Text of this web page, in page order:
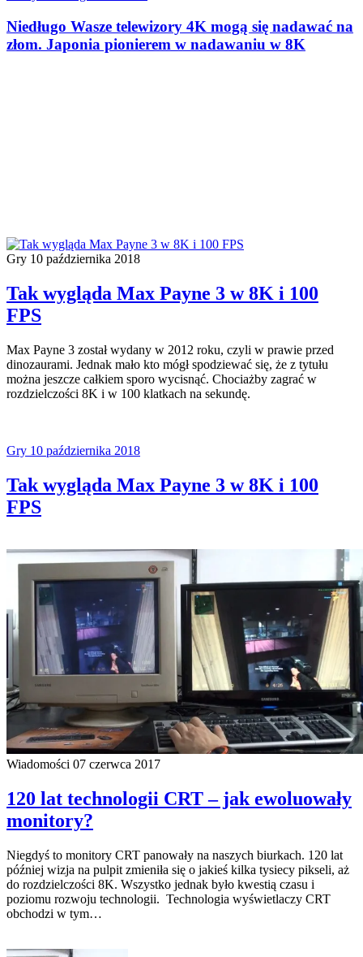
Niedługo Wasze telewizory 4K mogą się nadawać na
złom. Japonia pionierem w nadawaniu w 8K
Gry 10 października 2018
Tak wygląda Max Payne 3 w 8K i 100
FPS
Max Payne 3 został wydany w 2012 roku, czyli w prawie przed
dinozaurami. Jednak mało kto mógł spodziewać się, że z tytułu
można jeszcze całkiem sporo wycisnąć. Chociażby zagrać w
rozdzielczości 8K i w 100 klatkach na sekundę.
Gry 10 października 2018
Tak wygląda Max Payne 3 w 8K i 100
FPS
Wiadomości 07 czerwca 2017
120 lat technologii CRT – jak ewoluowały
monitory?
Niegdyś to monitory CRT panowały na naszych biurkach. 120 lat
później wizja na pulpit zmieniła się o jakieś kilka tysiecy pikseli, aż
do rozdzielczości 8K. Wszystko jednak było kwestią czasu i
poziomu rozwoju technologii. Technologia wyświetlaczy CRT
obchodzi w tym…